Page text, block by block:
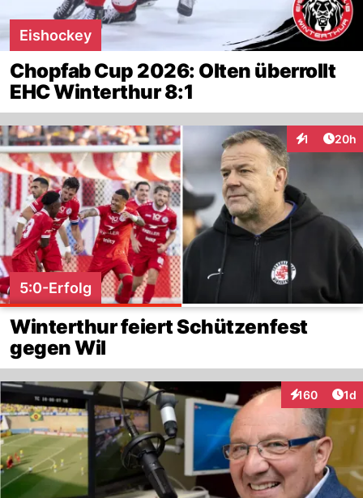
Eishockey
Chopfab Cup 2026: Olten überrollt
EHC Winterthur 8:1
1
Interaktionen
20h
5:0-Erfolg
Winterthur feiert Schützenfest
gegen Wil
160
Interaktionen
1d